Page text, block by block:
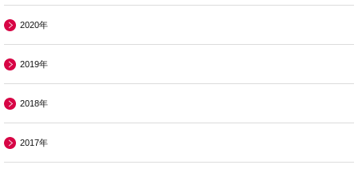
2020年
2019年
2018年
2017年